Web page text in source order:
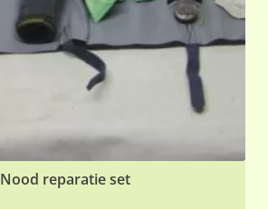
Nood reparatie set